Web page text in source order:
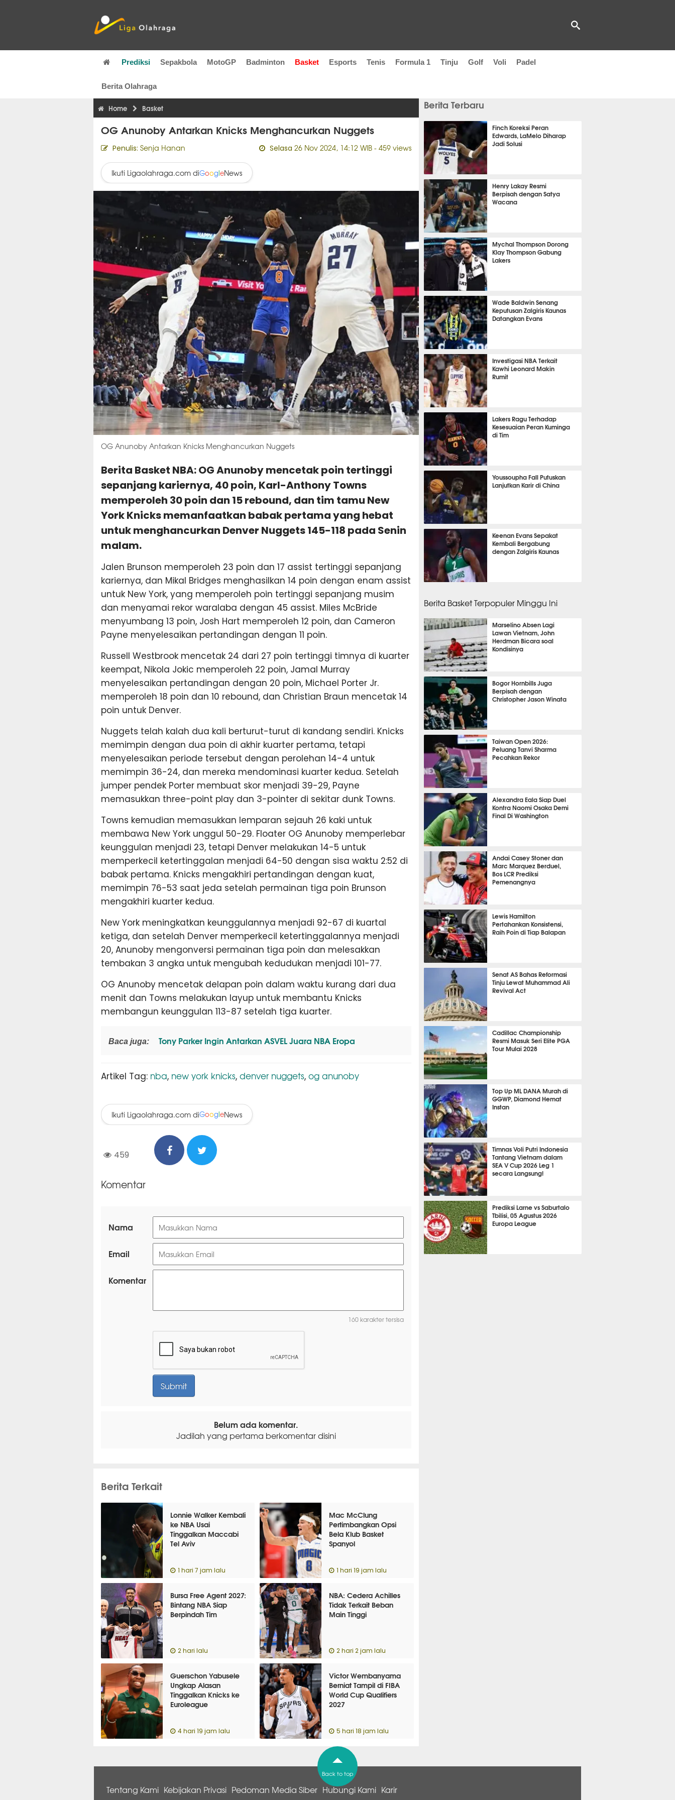
Prediksi Sepakbola MotoGP Badminton Basket Esports Tenis Formula 1 Tinju Golf Voli Padel
Berita Olahraga
Home Basket
OG Anunoby Antarkan Knicks Menghancurkan Nuggets
Penulis: Senja Hanan Selasa 26 Nov 2024, 14:12 WIB- 459 views
Ikuti Ligaolahraga.com diGoogleNews
OG Anunoby Antarkan Knicks Menghancurkan Nuggets
Berita Basket NBA: OG Anunoby mencetak poin tertinggi
sepanjang kariernya, 40 poin, Karl-Anthony Towns
memperoleh 30 poin dan 15 rebound, dan tim tamu New
York Knicks memanfaatkan babak pertama yang hebat
untuk menghancurkan Denver Nuggets 145-118 pada Senin
malam.
Jalen Brunson memperoleh 23 poin dan 17 assist tertinggi sepanjang
kariernya, dan Mikal Bridges menghasilkan 14 poin dengan enam assist
untuk New York, yang memperoleh poin tertinggi sepanjang musim
dan menyamai rekor waralaba dengan 45 assist. Miles McBride
menyumbang 13 poin, Josh Hart memperoleh 12 poin, dan Cameron
Payne menyelesaikan pertandingan dengan 11 poin.
Russell Westbrook mencetak 24 dari 27 poin tertinggi timnya di kuarter
keempat, Nikola Jokic memperoleh 22 poin, Jamal Murray
menyelesaikan pertandingan dengan 20 poin, Michael Porter Jr.
memperoleh 18 poin dan 10 rebound, dan Christian Braun mencetak 14
poin untuk Denver.
Nuggets telah kalah dua kali berturut-turut di kandang sendiri. Knicks
memimpin dengan dua poin di akhir kuarter pertama, tetapi
menyelesaikan periode tersebut dengan perolehan 14-4 untuk
memimpin 36-24, dan mereka mendominasi kuarter kedua. Setelah
jumper pendek Porter membuat skor menjadi 39-29, Payne
memasukkan three-point play dan 3-pointer di sekitar dunk Towns.
Towns kemudian memasukkan lemparan sejauh 26 kaki untuk
membawa New York unggul 50-29. Floater OG Anunoby memperlebar
keunggulan menjadi 23, tetapi Denver melakukan 14-5 untuk
memperkecil ketertinggalan menjadi 64-50 dengan sisa waktu 2:52 di
babak pertama. Knicks mengakhiri pertandingan dengan kuat,
memimpin 76-53 saat jeda setelah permainan tiga poin Brunson
mengakhiri kuarter kedua.
New York meningkatkan keunggulannya menjadi 92-67 di kuartal
ketiga, dan setelah Denver memperkecil ketertinggalannya menjadi
20, Anunoby mengonversi permainan tiga poin dan melesakkan
tembakan 3 angka untuk mengubah kedudukan menjadi 101-77.
OG Anunoby mencetak delapan poin dalam waktu kurang dari dua
menit dan Towns melakukan layup untuk membantu Knicks
membangun keunggulan 113-87 setelah tiga kuarter.
Baca juga: Tony Parker Ingin Antarkan ASVEL Juara NBA Eropa
Artikel Tag: nba, new york knicks, denver nuggets, og anunoby
Ikuti Ligaolahraga.com diGoogleNews
459
Komentar
Nama
Email
Komentar
160 karakter tersisa
Belum ada komentar.
Jadilah yang pertama berkomentar disini
Berita Terkait
Lonnie Walker Kembali
ke NBA Usai
Tinggalkan Maccabi
Tel Aviv
1 hari 7 jam lalu
Mac McClung
Pertimbangkan Opsi
Bela Klub Basket
Spanyol
1 hari 19 jam lalu
Bursa Free Agent 2027:
Bintang NBA Siap
Berpindah Tim
2 hari lalu
NBA: Cedera Achilles
Tidak Terkait Beban
Main Tinggi
2 hari 2 jam lalu
Guerschon Yabusele
Ungkap Alasan
Tinggalkan Knicks ke
Euroleague
4 hari 19 jam lalu
Victor Wembanyama
Berniat Tampil di FIBA
World Cup Qualifiers
2027
5 hari 18 jam lalu
Berita Terbaru
Finch Koreksi Peran
Edwards, LaMelo Diharap
Jadi Solusi
36 menit 57 detik lalu
Henry Lakay Resmi
Berpisah dengan Satya
Wacana
1 jam 12 menit lalu
Mychal Thompson Dorong
Klay Thompson Gabung
Lakers
1 jam 27 menit lalu
Wade Baldwin Senang
Keputusan Zalgiris Kaunas
Datangkan Evans
2 jam 13 menit lalu
Investigasi NBA Terkait
Kawhi Leonard Makin
Rumit
3 jam 9 menit lalu
Lakers Ragu Terhadap
Kesesuaian Peran Kuminga
di Tim
3 jam 57 menit lalu
Youssoupha Fall Putuskan
Lanjutkan Karir di China
7 jam 14 menit lalu
Keenan Evans Sepakat
Kembali Bergabung
dengan Zalgiris Kaunas
Berita Basket Terpopuler Minggu Ini
Marselino Absen Lagi
Lawan Vietnam, John
Herdman Bicara soal
Kondisinya
SEPAK BOLA
Bogor Hornbills Juga
Berpisah dengan
Christopher Jason Winata
BASKET
Taiwan Open 2026:
Peluang Tanvi Sharma
Pecahkan Rekor
BADMINTON
Alexandra Eala Siap Duel
Kontra Naomi Osaka Demi
Final Di Washington
TENIS
Andai Casey Stoner dan
Marc Marquez Berduel,
Bos LCR Prediksi
Pemenangnya
MOTOGP
Lewis Hamilton
Pertahankan Konsistensi,
Raih Poin di Tiap Balapan
F1
Senat AS Bahas Reformasi
Tinju Lewat Muhammad Ali
Revival Act
TINJU
Cadillac Championship
Resmi Masuk Seri Elite PGA
Tour Mulai 2028
GOLF
Top Up ML DANA Murah di
GGWP, Diamond Hemat
Instan
ESPORTS
Timnas Voli Putri Indonesia
Tantang Vietnam dalam
SEA V Cup 2026 Leg 1
secara Langsung!
OLAHRAGA LAIN
Prediksi Larne vs Saburtalo
Tbilisi, 05 Agustus 2026
Europa League
Back to top
Tentang Kami Kebijakan Privasi Pedoman Media Siber Hubungi Kami Karir